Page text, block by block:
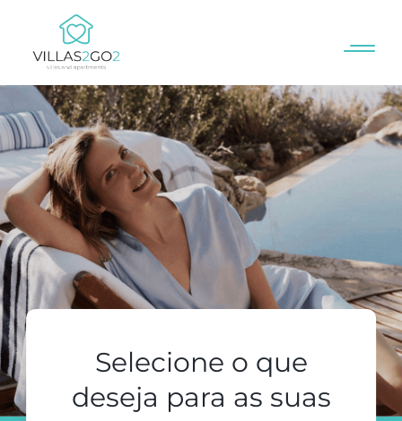
Selecione o que
deseja para as suas